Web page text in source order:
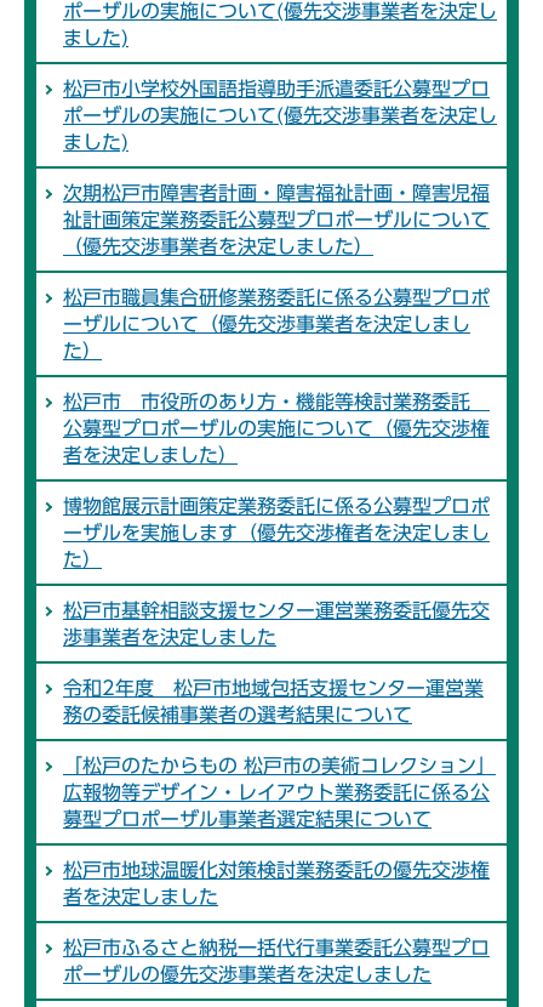
ポーザルの実施について(優先交渉事業者を決定し
ました)
松戸市小学校外国語指導助手派遣委託公募型プロ
ポーザルの実施について(優先交渉事業者を決定し
ました)
次期松戸市障害者計画・障害福祉計画・障害児福
祉計画策定業務委託公募型プロポーザルについて
（優先交渉事業者を決定しました）
松戸市職員集合研修業務委託に係る公募型プロポ
ーザルについて（優先交渉事業者を決定しまし
た）
松戸市 市役所のあり方・機能等検討業務委託
公募型プロポーザルの実施について（優先交渉権
者を決定しました）
博物館展示計画策定業務委託に係る公募型プロポ
ーザルを実施します（優先交渉権者を決定しまし
た）
松戸市基幹相談支援センター運営業務委託優先交
渉事業者を決定しました
令和2年度 松戸市地域包括支援センター運営業
務の委託候補事業者の選考結果について
「松戸のたからもの 松戸市の美術コレクション」
広報物等デザイン・レイアウト業務委託に係る公
募型プロポーザル事業者選定結果について
松戸市地球温暖化対策検討業務委託の優先交渉権
者を決定しました
松戸市ふるさと納税一括代行事業委託公募型プロ
ポーザルの優先交渉事業者を決定しました